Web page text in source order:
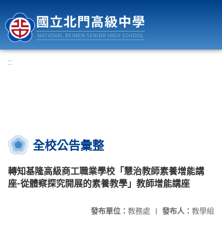
:::
全校公告彙整
轉知基隆高級商工職業學校「慧治教師素養增能講
座-從體察探究開展的素養教學」教師增能講座
發布人： 教學組
發布單位： 教務處 |